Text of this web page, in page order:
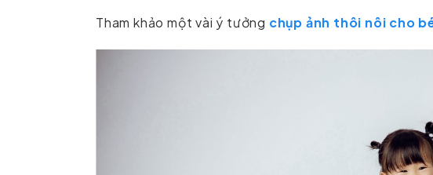
Tham khảo một vài ý tưởng chụp ảnh thôi nôi cho